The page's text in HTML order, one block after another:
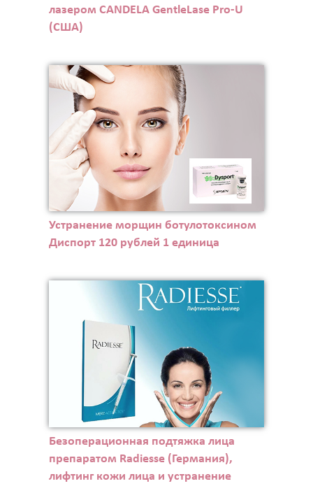
лазером CANDELA GentleLase Pro-U
(США)
Устранение морщин ботулотоксином
Диспорт 120 рублей 1 единица
Безоперационная подтяжка лица
препаратом Radiesse (Германия),
лифтинг кожи лица и устранение